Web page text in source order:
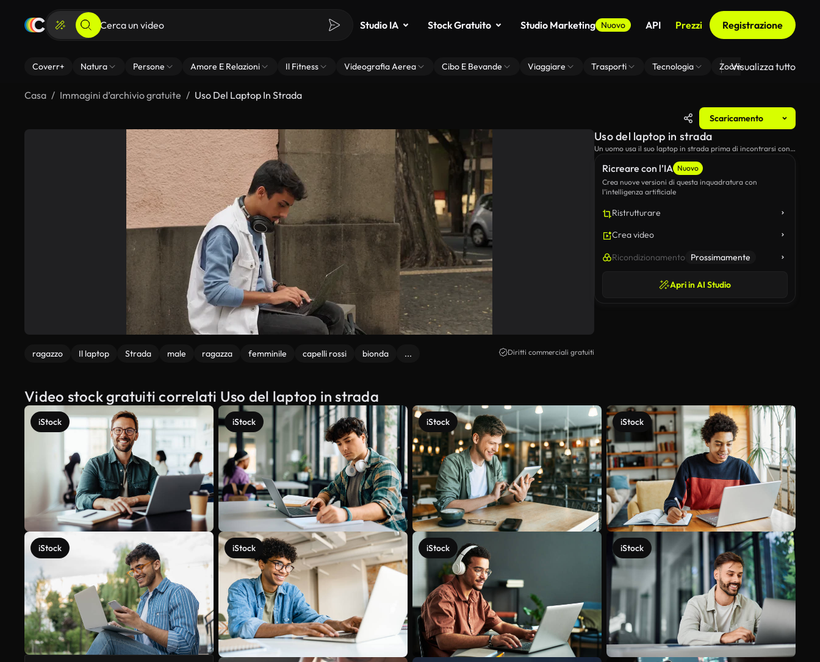
Studio IA Stock Gratuito Studio Marketing Nuovo API Prezzi Registrazione
Coverr+ Natura Persone Amore E Relazioni Il Fitness Videografia Aerea Cibo E Bevande Viaggiare Trasporti Tecnologia Zoom Di Sfondo Virtuale
Visualizza tutto
Casa Immagini d’archivio gratuite Uso Del Laptop In Strada
Scaricamento
ragazzo Il laptop Strada male ragazza femminile capelli rossi bionda ... Diritti commerciali gratuiti
Ricreare con l’IA Nuovo
Crea nuove versioni di questa inquadratura con
l’intelligenza artificiale
Ristrutturare
Crea video
Ricondizionamento Prossimamente
Apri in AI Studio
Uso del laptop in strada
Un uomo usa il suo laptop in strada prima di incontrarsi con
Video stock gratuiti correlati Uso del laptop in strada
iStock
iStock
iStock
iStock
iStock
iStock
iStock
iStock